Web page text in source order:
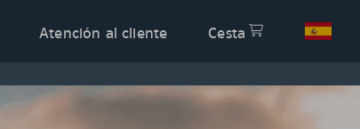
Atención al cliente Cesta